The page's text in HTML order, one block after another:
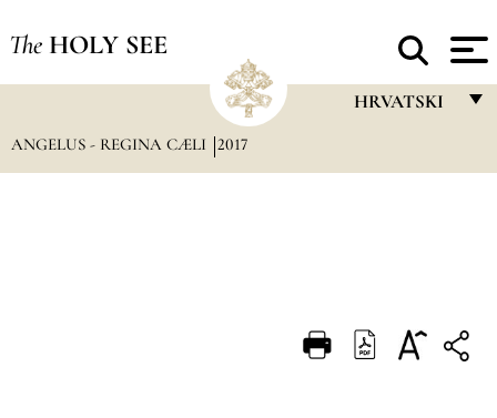
The HOLY SEE
HRVATSKI
DEUTSCH
ANGELUS - REGINA CÆLI 2017